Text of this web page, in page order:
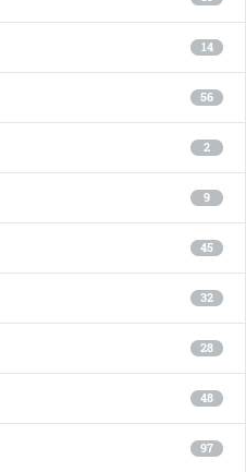
14
56
2
9
45
32
28
48
97